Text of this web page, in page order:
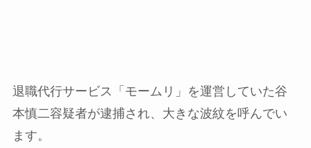
退職代行サービス「モームリ」を運営していた谷
本慎二容疑者が逮捕され、大きな波紋を呼んでい
ます。